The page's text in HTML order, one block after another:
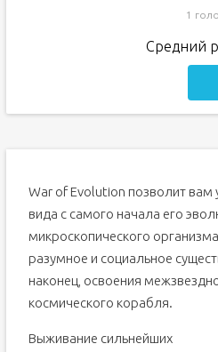
1
Средний
War of Evolution позволит вам
вида с самого начала его
микроскопического
разумное и социальное
наконец, освоения
космического корабля.
Выживание сильнейших